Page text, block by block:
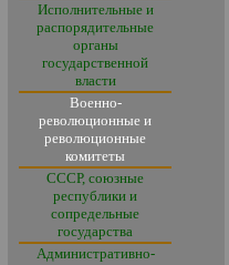
Исполнительные и
распорядительные
органы
государственной
власти
Военно-
революционные и
революционные
комитеты
СССР, союзные
республики и
сопредельные
государства
Административно-